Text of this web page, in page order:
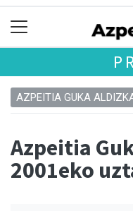
AZPEITIA GUKA
Azpeitia
2001eko